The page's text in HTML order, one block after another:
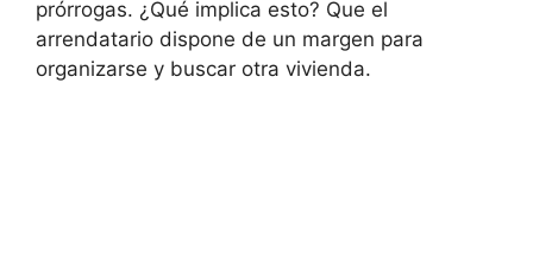
prórrogas. ¿Qué implica esto? Que el
arrendatario dispone de un margen para
organizarse y buscar otra vivienda.